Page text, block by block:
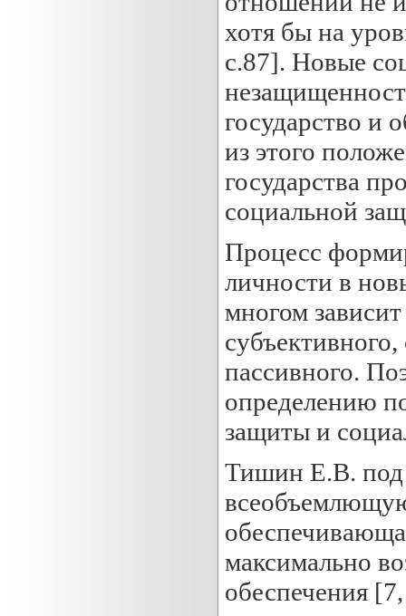
хотя бы на
с.87]. Новые
государство и
из этого
государства
социальной
Процесс
личности в
многом
пассивного.
определению
защиты и
Тишин Е.В. под
максимально
обеспечения